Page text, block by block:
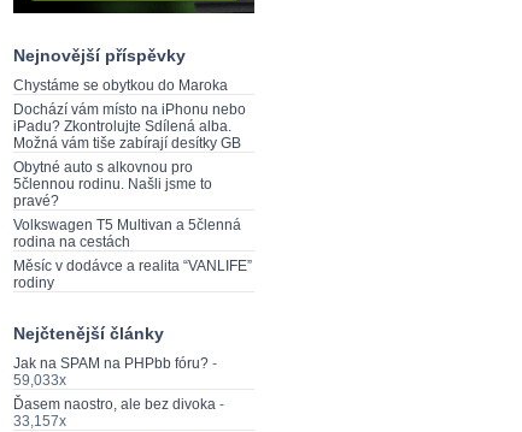
Nejnovější příspěvky
Chystáme se obytkou do Maroka
Dochází vám místo na iPhonu nebo
iPadu? Zkontrolujte Sdílená alba.
Možná vám tiše zabírají desítky GB
Obytné auto s alkovnou pro
5člennou rodinu. Našli jsme to
pravé?
Volkswagen T5 Multivan a 5členná
rodina na cestách
Měsíc v dodávce a realita “VANLIFE”
rodiny
Nejčtenější články
Jak na SPAM na PHPbb fóru? -
59,033x
Ďasem naostro, ale bez divoka -
33,157x